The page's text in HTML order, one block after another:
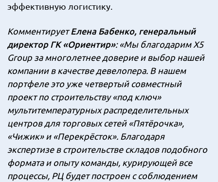
эффективную логистику.
КомментируетЕлена Бабенко, генеральный
директор ГК «Ориентир»: «Мы благодарим X5
Group за многолетнее доверие и выбор нашей
компании в качестве девелопера. В нашем
портфеле это уже четвертый совместный
проект по строительству «под ключ»
мультитемпературных распределительных
центров для торговых сетей «Пятёрочка»,
«Чижик» и «Перекрёсток». Благодаря
экспертизе в строительстве складов подобного
формата и опыту команды, курирующей все
процессы, РЦ будет построен с соблюдением